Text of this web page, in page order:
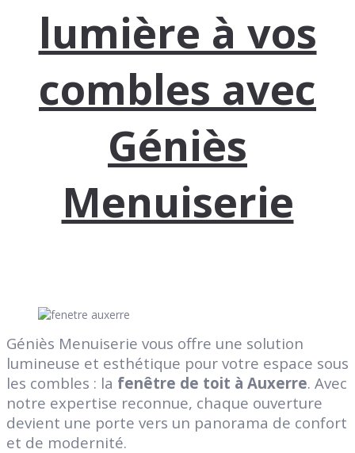
lumière à vos
combles avec
Géniès
Menuiserie
Géniès Menuiserie vous offre une solution
lumineuse et esthétique pour votre espace sous
les combles : la fenêtre de toit à Auxerre. Avec
notre expertise reconnue, chaque ouverture
devient une porte vers un panorama de confort
et de modernité.